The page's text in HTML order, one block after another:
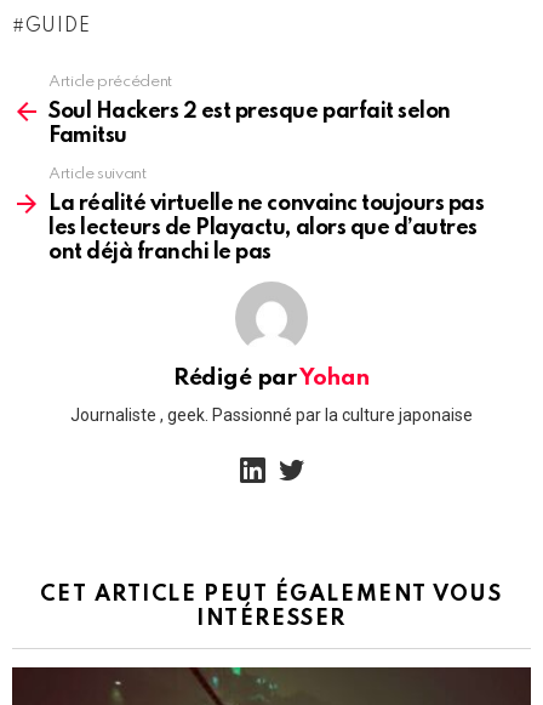
GUIDE
more
Article précédent
Soul Hackers 2 est presque parfait selon
Famitsu
Article suivant
La réalité virtuelle ne convainc toujours pas
les lecteurs de Playactu, alors que d’autres
ont déjà franchi le pas
Rédigé parYohan
Journaliste , geek. Passionné par la culture japonaise
linkedin
CET ARTICLE PEUT ÉGALEMENT VOUS
INTÉRESSER